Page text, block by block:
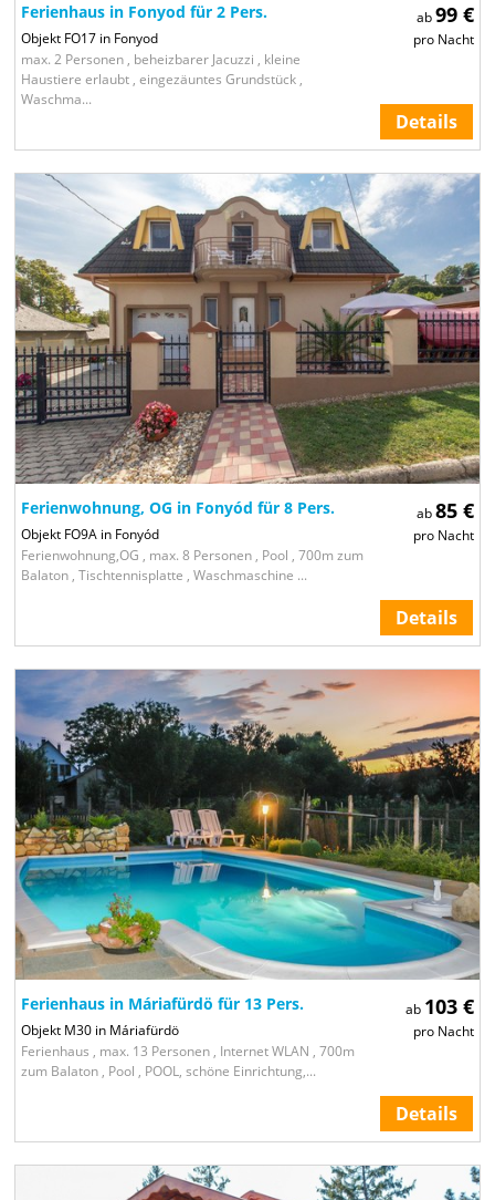
ab99 €
pro Nacht
Ferienhaus in Fonyod für 2 Pers.
Objekt FO17 in Fonyod
max. 2 Personen , beheizbarer Jacuzzi , kleine
Haustiere erlaubt , eingezäuntes Grundstück ,
Waschma...
Details
ab85 €
pro Nacht
Ferienwohnung, OG in Fonyód für 8 Pers.
Objekt FO9A in Fonyód
Ferienwohnung,OG , max. 8 Personen , Pool , 700m zum
Balaton , Tischtennisplatte , Waschmaschine ...
Details
ab 103 €
pro Nacht
Ferienhaus in Máriafürdö für 13 Pers.
Objekt M30 in Máriafürdö
Ferienhaus , max. 13 Personen , Internet WLAN , 700m
zum Balaton , Pool , POOL, schöne Einrichtung,...
Details